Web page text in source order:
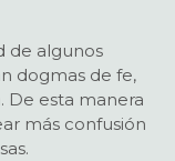
de algunos
dogmas de fe,
De esta manera
más confusión